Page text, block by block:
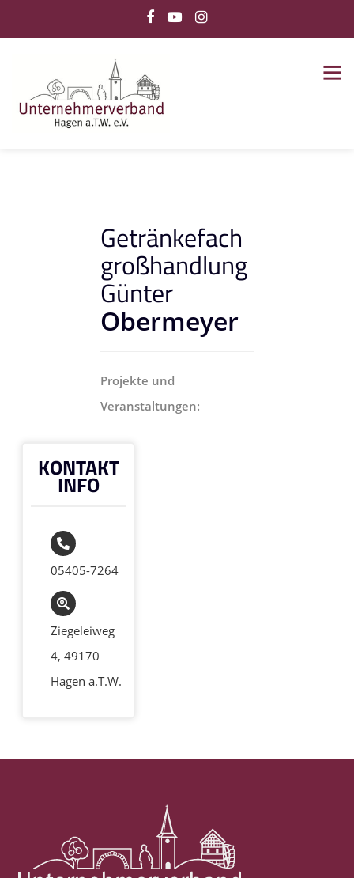
Getränkefach
großhandlung
Günter
Obermeyer
Projekte und
Veranstaltungen:
KONTAKT
INFO
05405-7264
Ziegeleiweg
4, 49170
Hagen a.T.W.